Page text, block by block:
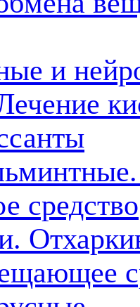
и
средство